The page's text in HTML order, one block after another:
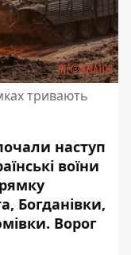
тривають
наступ
воїни
Богданівки,
Ворог